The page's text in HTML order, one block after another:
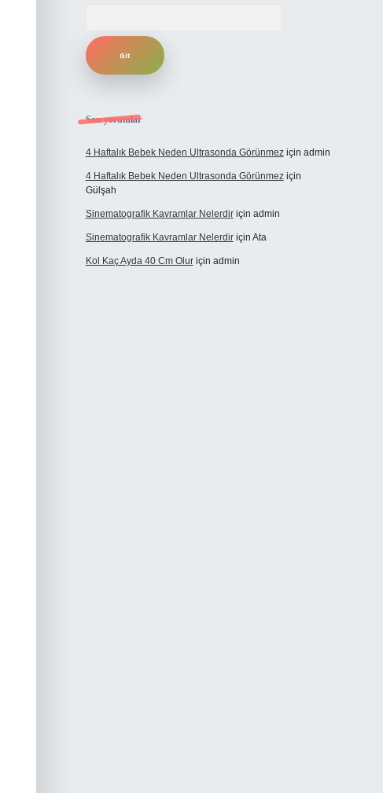
Son yorumlar
4 Haftalık Bebek Neden Ultrasonda Görünmeziçin admin
4 Haftalık Bebek Neden Ultrasonda Görünmeziçin
Gülşah
Sinematografik Kavramlar Nelerdiriçin admin
Sinematografik Kavramlar Nelerdiriçin Ata
Kol Kaç Ayda 40 Cm Oluriçin admin